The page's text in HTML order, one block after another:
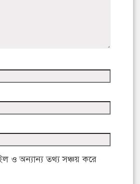
ও অন্যান্য তথ্য সঞ্চয় করে